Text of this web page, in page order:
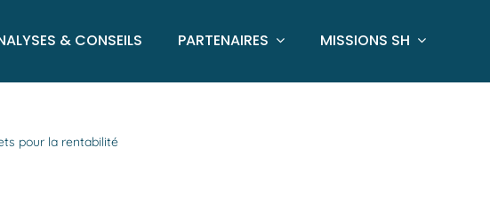
& CONSEILS PARTENAIRES MISSIONS SH
pour la rentabilité